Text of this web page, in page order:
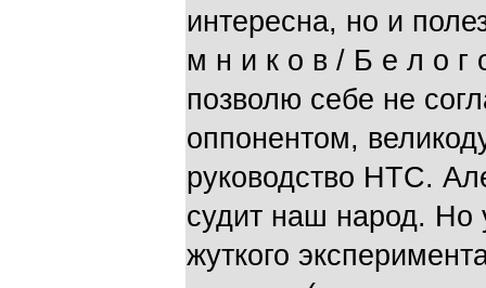
интересна, но и
м н и к о в / Б е л о г
позволю себе не
оппонентом,
руководство НТС.
судит наш народ. Но
жуткого